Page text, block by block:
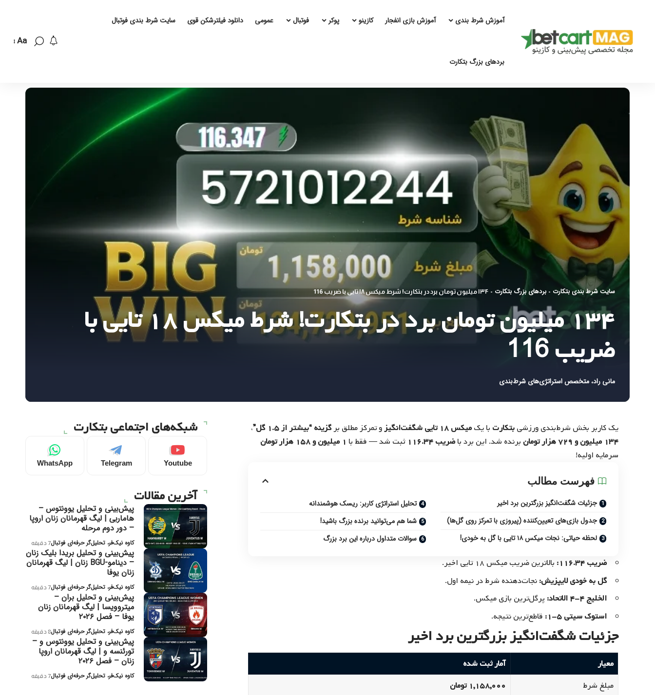
آموزش شرط بندی آموزش بازی انفجار کازینو پوکر فوتبال عمومی دانلود فیلترشکن قوی سایت شرط بندی فوتبال
بردهای بزرگ بتکارت
Aa
سایت شرط بندی بتکارت - بردهای بزرگ بتکارت - ۱۳۴ میلیون تومان برد در بتکارت! شرط میکس ۱۸ تایی با ضریب 116
۱۳۴ میلیون تومان برد در بتکارت! شرط میکس ۱۸ تایی با
ضریب 116
مانی راد، متخصص استراتژی‌های شرط‌بندی
یک کاربر بخش شرط‌بندی ورزشیبتکارت با یکمیکس ۱۸ تایی شگفت‌انگیز و تمرکز مطلق برگزینه “بیشتر از ۱.۵ گل”
،
۱۳۴ میلیون و ۷۲۹ هزار تومان
برنده شد. این برد باضریب ۱۱۶.۳۴ ثبت شد — فقط با ۱ میلیون و ۱۵۸ هزار تومان
سرمایه اولیه!
فهرست مطالب
جزئیات شگفت‌انگیز بزرگترین برد اخیر
جدول بازی‌های تعیین‌کننده (پیروزی با تمرکز روی گل‌ها)
لحظه حیاتی: نجات میکس ۱۸ تایی با گل به خودی!
تحلیل استراتژی کاربر: ریسک هوشمندانه
شما هم می‌توانید برنده بزرگ باشید!
سوالات متداول درباره این برد بزرگ
ضریب ۱۱۶.۳۴:
بالاترین ضریب میکس ۱۸ تایی اخیر.
گل به خودی لایپزیش:نجات‌دهنده شرط در نیمه اول.
الخلیج ۴-۴ الاتحاد:
پرگل‌ترین بازی میکس.
استوک سیتی ۵-۱:
قاطع‌ترین نتیجه.
جزئیات شگفت‌انگیز بزرگترین برد اخیر
معیار
آمار ثبت شده
مبلغ شرط
۱,۱۵۸,۰۰۰ تومان
شبکه‌های اجتماعی بتکارت
Youtube
Telegram
WhatsApp
آخرین مقالات
پیش‌بینی و تحلیل یوونتوس –
هاماربی | لیگ قهرمانان زنان اروپا
– دور دوم مرحله
کاوه نیک‌فر، تحلیل‌گر حرفه‌ای فوتبال7 دقیقه
پیش‌بینی و تحلیل بریدا بلیک زنان
– دینامو-BGU زنان | لیگ قهرمانان
زنان یوفا
کاوه نیک‌فر، تحلیل‌گر حرفه‌ای فوتبال7 دقیقه
پیش‌بینی و تحلیل بران –
میتروویسا | لیگ قهرمانان زنان
یوفا – فصل ۲۰۲۶
کاوه نیک‌فر، تحلیل‌گر حرفه‌ای فوتبال8 دقیقه
پیش‌بینی و تحلیل یوونتوس و –
تورئنسه و | لیگ قهرمانان اروپا
زنان – فصل ۲۰۲۶
کاوه نیک‌فر، تحلیل‌گر حرفه‌ای فوتبال7 دقیقه